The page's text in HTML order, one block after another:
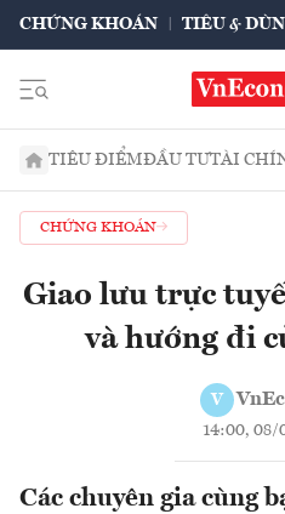
CHỨNG KHOÁN TIÊU &
TIÊU ĐIỂMĐẦU TƯTÀI
CHỨNG KHOÁN
Giao lưu trực
và hướng đi
V
14:00, 08/
Các chuyên gia cùng